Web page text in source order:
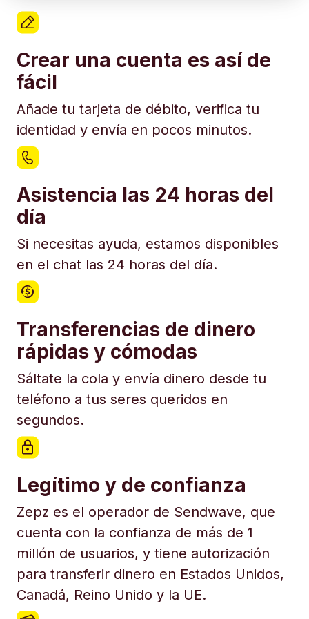
Crear una cuenta es así de
fácil
Añade tu tarjeta de débito, verifica tu
identidad y envía en pocos minutos.
Asistencia las 24 horas del
día
Si necesitas ayuda, estamos disponibles
en el chat las 24 horas del día.
Transferencias de dinero
rápidas y cómodas
Sáltate la cola y envía dinero desde tu
teléfono a tus seres queridos en
segundos.
Legítimo y de confianza
Zepz es el operador de Sendwave, que
cuenta con la confianza de más de 1
millón de usuarios, y tiene autorización
para transferir dinero en Estados Unidos,
Canadá, Reino Unido y la UE.